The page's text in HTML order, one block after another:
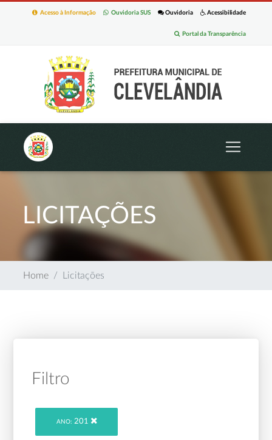
Acessibilidade
Ouvidoria
Ouvidoria SUS
Acesso à Informação
Portal da Transparência
LICITAÇÕES
Home Licitações
Filtro
ANO: 201